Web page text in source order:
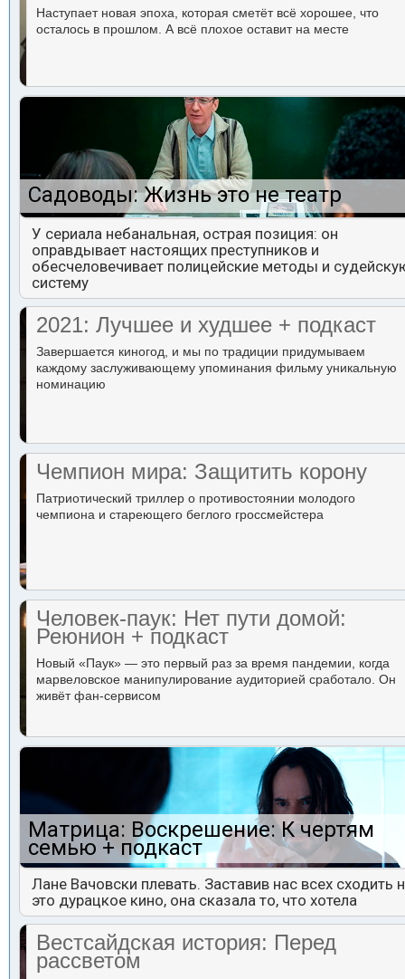
Наступает новая эпоха, которая сметёт всё хорошее, что
осталось в прошлом. А всё плохое оставит на месте
Садоводы: Жизнь это не театр
У сериала небанальная, острая позиция: он
оправдывает настоящих преступников и
обесчеловечивает полицейские методы и
систему
2021: Лучшее и худшее + подкаст
Завершается киногод, и мы по традиции придумываем
каждому заслуживающему упоминания фильму уникальную
номинацию
Чемпион мира: Защитить корону
Патриотический триллер о противостоянии молодого
чемпиона и стареющего беглого гроссмейстера
Человек-паук: Нет пути домой:
Реюнион + подкаст
Новый «Паук» — это первый раз за время пандемии, когда
марвеловское манипулирование аудиторией сработало. Он
живёт фан-сервисом
Матрица: Воскрешение: К чертям
семью + подкаст
Лане Вачовски плевать. Заставив нас всех сходить
это дурацкое кино, она сказала то, что хотела
Вестсайдская история: Перед
рассветом